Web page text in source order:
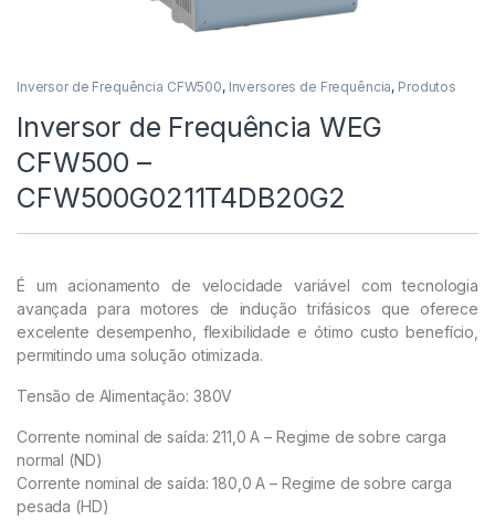
Inversor de Frequência CFW500, Inversores de Frequência, Produtos
Inversor de Frequência WEG
CFW500 –
CFW500G0211T4DB20G2
É um acionamento de velocidade variável com tecnologia
avançada para motores de indução trifásicos que oferece
excelente desempenho, flexibilidade e ótimo custo benefício,
permitindo uma solução otimizada.
Tensão de Alimentação: 380V
Corrente nominal de saída: 211,0 A – Regime de sobre carga
normal (ND)
Corrente nominal de saída: 180,0 A – Regime de sobre carga
pesada (HD)